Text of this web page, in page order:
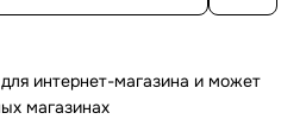
интернет-магазина и может
магазинах